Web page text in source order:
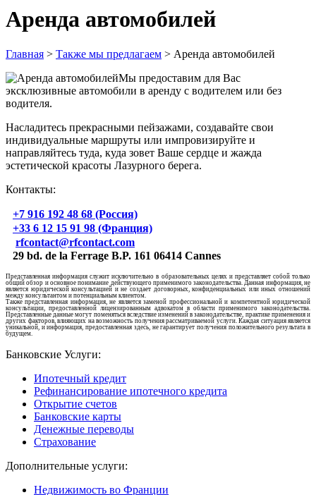
Аренда автомобилей
Главная > Также мы предлагаем > Аренда автомобилей
Мы предоставим для Вас
эксклюзивные автомобили в аренду с водителем или без
водителя.
Насладитесь прекрасными пейзажами, создавайте свои
индивидуальные маршруты или импровизируйте и
направляйтесь туда, куда зовет Ваше сердце и жажда
эстетической красоты Лазурного берега.
Контакты:
+7 916 192 48 68 (Россия)
+33 6 12 15 91 98 (Франция)
rfcontact@rfcontact.com
29 bd. de la Ferrage B.P. 161 06414 Cannes
Представленная информация служит исключительно в образовательных целях и представляет собой только
общий обзор и основное понимание действующего применимого законодательства. Данная информация, не
является юридической консультацией и не создает договорных, конфиденциальных или иных отношений
между консультантом и потенциальным клиентом.
Также представленная информация, не является заменой профессиональной и компетентной юридической
консультации, предоставленной лицензированным адвокатом в области применимого законодательства.
Представленные данные могут поменяться вследствие изменений в законодательстве, практике применения и
других факторов, влияющих на возможность получения рассматриваемой услуги. Каждая ситуация является
уникальной, и информация, предоставленная здесь, не гарантирует получения положительного результата в
будущем.
Банковские Услуги:
Ипотечный кредит
Рефинансирование ипотечного кредита
Открытие счетов
Банковские карты
Денежные переводы
Страхование
Дополнительные услуги:
Недвижимость во Франции